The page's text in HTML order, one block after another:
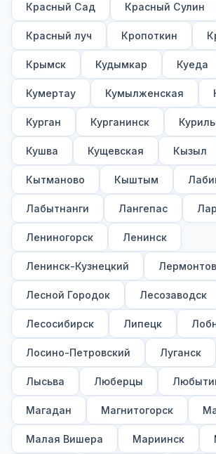
Красный Сад Красный Сулин
Красный луч Кропоткин
Крымск Кудымкар Куеда
Кумертау Кумылженская
Курган Курганинск
Кушва Кущевская Кызыл
Кытманово Кыштым
Лабытнанги Лангепас
Лениногорск Ленинск
Ленинск-Кузнецкий Лермонтов
Лесной Городок Лесозаводск
Лесосибирск Липецк
Лосино-Петровский Луганск
Лысьва Люберцы
Магадан Магнитогорск
Малая Вишера Мариинск